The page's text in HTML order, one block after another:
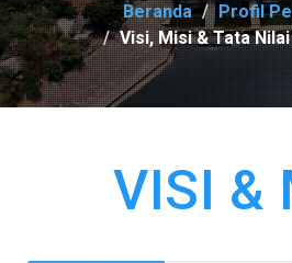
Beranda
Profil
Visi, Misi & Tata
VISI &